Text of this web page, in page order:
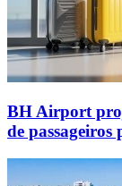
BH Airport
de passageiros